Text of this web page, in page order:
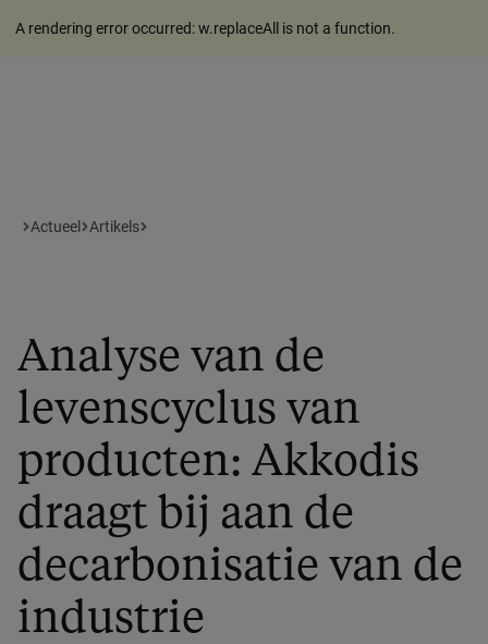
A rendering error occurred:w.replaceAll is not a function.
Actueel Artikels
Analyse van de
levenscyclus van
producten: Akkodis
draagt bij aan de
decarbonisatie van de
industrie